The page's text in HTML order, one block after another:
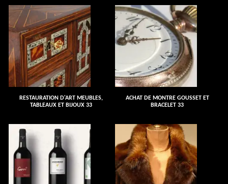
RESTAURATION D'ART MEUBLES,
TABLEAUX ET BIJOUX 33
ACHAT DE MONTRE GOUSSET ET
BRACELET 33